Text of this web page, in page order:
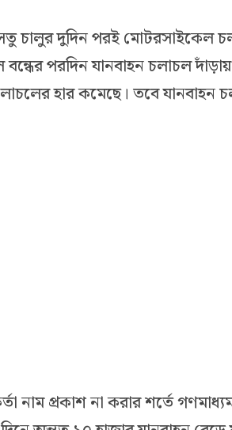
চালুর দুদিন পরই মোটরসাইকেল
পরদিন যানবাহন চলাচল
হার কমেছে। তবে
নাম প্রকাশ না করার শর্তে